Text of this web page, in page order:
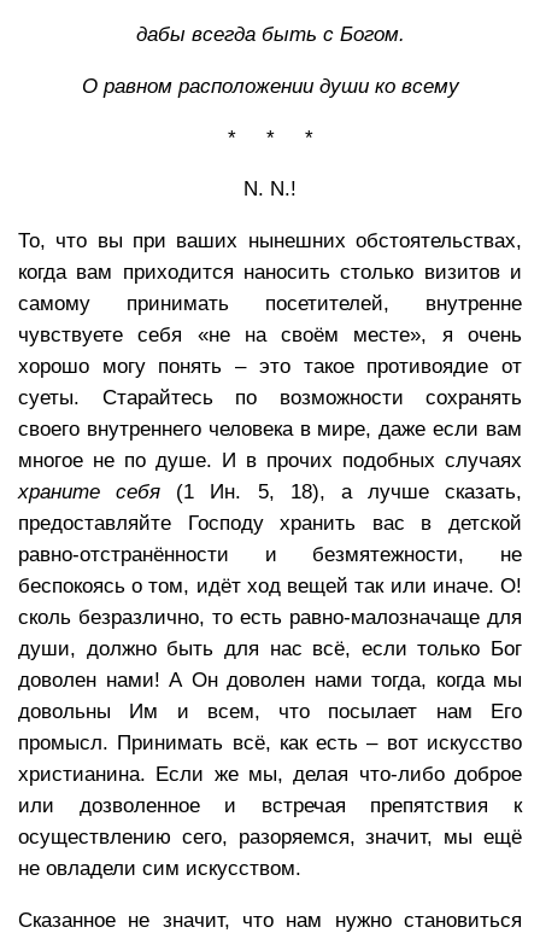
дабы всегда быть с Богом.
О равном расположении души ко всему
* * *
N. N.!
То, что вы при ваших нынешних обстоятельствах,
когда вам приходится наносить столько визитов и
самому принимать посетителей, внутренне
чувствуете себя «не на своём месте», я очень
хорошо могу понять – это такое противоядие от
суеты. Старайтесь по возможности сохранять
своего внутреннего человека в мире, даже если вам
многое не по душе. И в прочих подобных случаях
храните себя (1 Ин. 5, 18), а лучше сказать,
предоставляйте Господу хранить вас в детской
равно-отстранённости и безмятежности, не
беспокоясь о том, идёт ход вещей так или иначе. О!
сколь безразлично, то есть равно-малозначаще для
души, должно быть для нас всё, если только Бог
доволен нами! А Он доволен нами тогда, когда мы
довольны Им и всем, что посылает нам Его
промысл. Принимать всё, как есть – вот искусство
христианина. Если же мы, делая что-либо доброе
или дозволенное и встречая препятствия к
осуществлению сего, разоряемся, значит, мы ещё
не овладели сим искусством.
Сказанное не значит, что нам нужно становиться